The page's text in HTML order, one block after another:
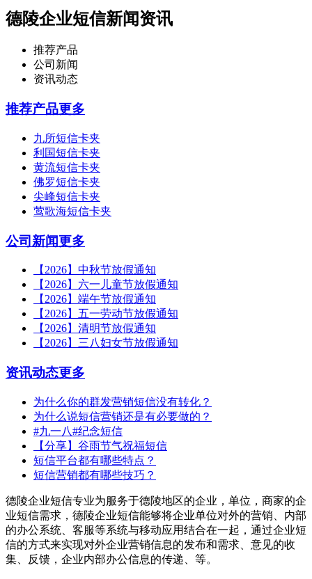
德陵企业短信新闻资讯
推荐产品
公司新闻
资讯动态
推荐产品更多
九所短信卡夹
利国短信卡夹
黄流短信卡夹
佛罗短信卡夹
尖峰短信卡夹
莺歌海短信卡夹
公司新闻更多
【2026】中秋节放假通知
【2026】六一儿童节放假通知
【2026】端午节放假通知
【2026】五一劳动节放假通知
【2026】清明节放假通知
【2026】三八妇女节放假通知
资讯动态更多
为什么你的群发营销短信没有转化？
为什么说短信营销还是有必要做的？
#九一八#纪念短信
【分享】谷雨节气祝福短信
短信平台都有哪些特点？
短信营销都有哪些技巧？
德陵企业短信专业为服务于德陵地区的企业，单位，商家的企
业短信需求，德陵企业短信能够将企业单位对外的营销、内部
的办公系统、客服等系统与移动应用结合在一起，通过企业短
信的方式来实现对外企业营销信息的发布和需求、意见的收
集、反馈，企业内部办公信息的传递、等。